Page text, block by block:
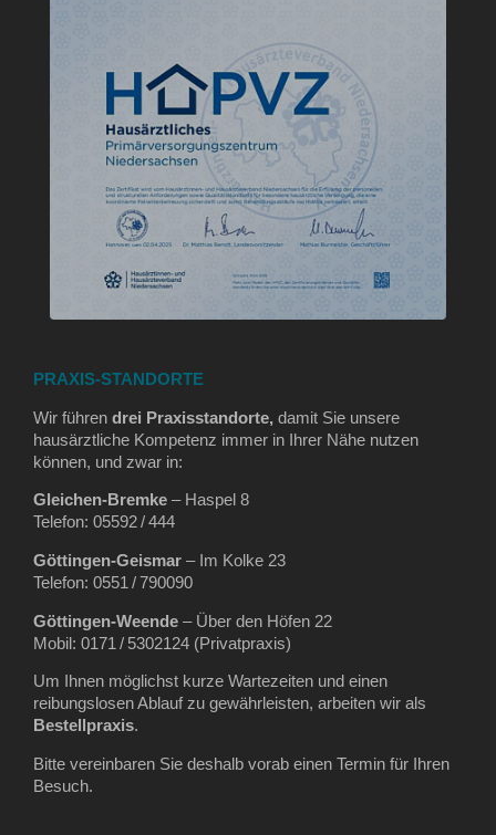
PRAXIS-STANDORTE
Wir führen drei Praxisstandorte, damit Sie unsere
hausärztliche Kompetenz immer in Ihrer Nähe nutzen
können, und zwar in:
Gleichen‑Bremke – Haspel 8
Telefon: 05592 / 444
Göttingen‑Geismar – Im Kolke 23
Telefon: 0551 / 790090
Göttingen‑Weende – Über den Höfen 22
Mobil: 0171 / 5302124 (Privatpraxis)
Um Ihnen möglichst kurze Wartezeiten und einen
reibungslosen Ablauf zu gewährleisten, arbeiten wir als
Bestellpraxis.
Bitte vereinbaren Sie deshalb vorab einen Termin für Ihren
Besuch.